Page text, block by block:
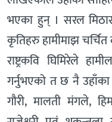
भएका हुन् । सरल
कृतिहरु हामीमाझ
राष्ट्रकवि घिमिरेले
गर्नुभएको त छ नै
गौरी, मालती मंगले,